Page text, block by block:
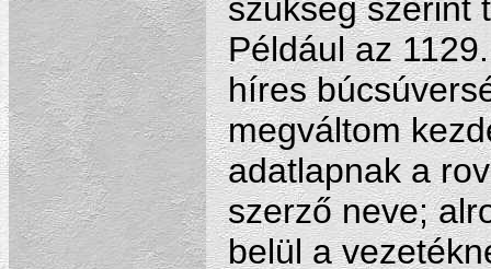
szükség szerint
Például az
híres
megváltom
adatlapnak a
szerző neve;
belül a